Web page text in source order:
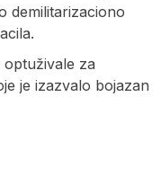
demilitarizaciono
optuživale za
je izazvalo bojazan